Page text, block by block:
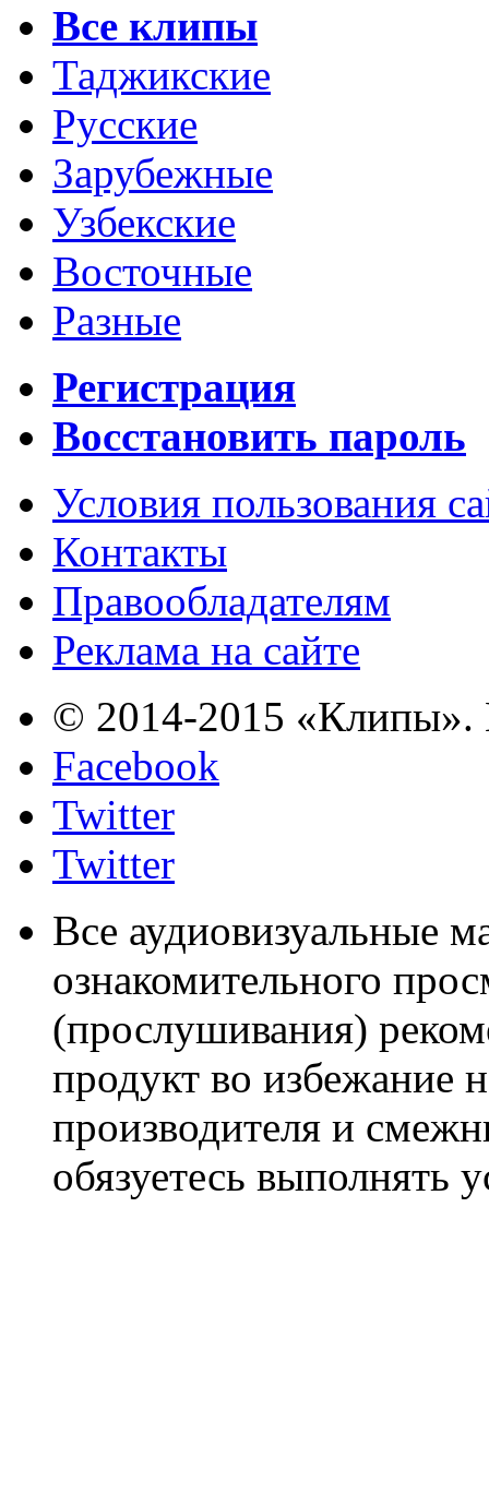
Все клипы
Таджикские
Русские
Зарубежные
Узбекские
Восточные
Разные
Регистрация
Восстановить пароль
Условия пользования
Контакты
Правообладателям
Реклама на сайте
© 2014-2015 «Клипы».
Facebook
Twitter
Twitter
Все аудиовизуальные
ознакомительного
(прослушивания)
продукт во избежание
производителя и
обязуетесь выполнять